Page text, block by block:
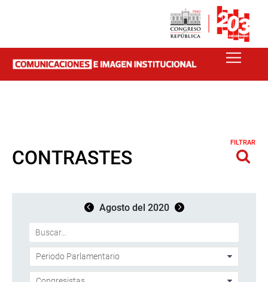
CONTRASTES
FILTRAR
Agosto del 2020